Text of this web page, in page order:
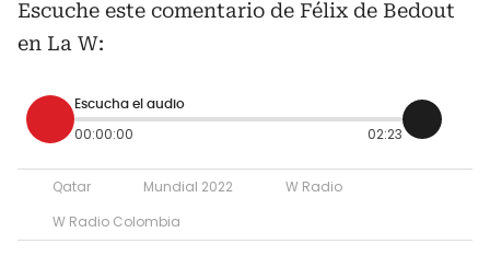
Escuche este comentario de Félix de Bedout
en La W:
Escucha el audio
00:00:00 02:23
Qatar Mundial 2022
W Radio
W Radio Colombia